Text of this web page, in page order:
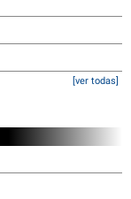
[ver todas]